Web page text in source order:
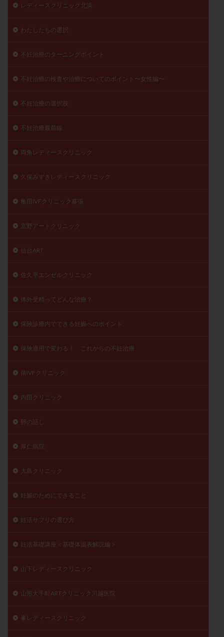
レディースクリニック北浜
わたしたちの選択
不妊治療のターニングポイント
不妊治療の検査や治療についてのポイント〜女性編〜
不妊治療の選択肢
不妊治療最前線
両角レディースクリニック
久保みずきレディースクリニック
亀田IVFクリニック幕張
京野アートクリニック
仙台ART
佐久平エンゼルクリニック
体外受精ってどんな治療？
保険診療内でできる妊娠へのポイント
保険適用で変わる！ これからの不妊治療
俵IVFクリニック
内田クリニック
卵の話し
厚仁病院
大島クリニック
妊娠のためにできること
妊活サプリの選び方
妊活基礎講座＜基礎体温表解説編＞
山下レディースクリニック
山形大手町ARTクリニック川越医院
峯レディースクリニック